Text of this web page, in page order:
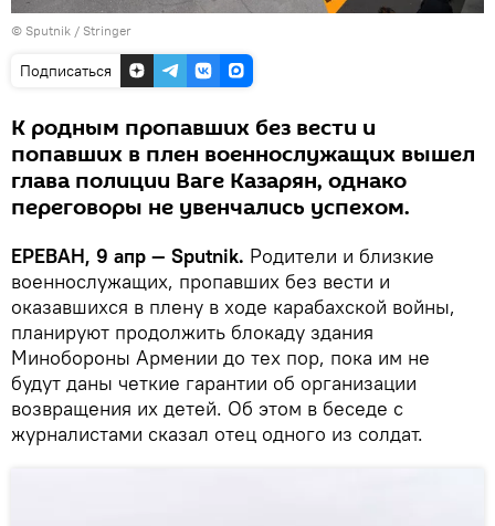
© Sputnik / Stringer
Подписаться
К родным пропавших без вести и
попавших в плен военнослужащих вышел
глава полиции Ваге Казарян, однако
переговоры не увенчались успехом.
ЕРЕВАН, 9 апр — Sputnik. Родители и близкие
военнослужащих, пропавших без вести и
оказавшихся в плену в ходе карабахской войны,
планируют продолжить блокаду здания
Минобороны Армении до тех пор, пока им не
будут даны четкие гарантии об организации
возвращения их детей. Об этом в беседе с
журналистами сказал отец одного из солдат.